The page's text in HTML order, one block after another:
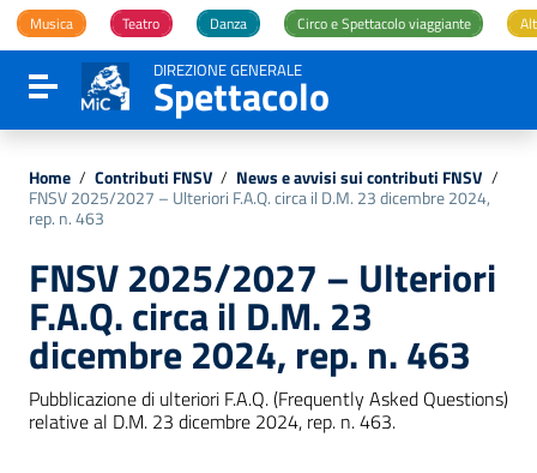
Vai ai contenuti
Vai al menu di navigazione
Vai al footer
Musica Teatro Danza Circo e Spettacolo viaggiante
Attiva / disattiva la navigazione
DIREZIONE GENERALE
Spettacolo
Home / Contributi FNSV / News e avvisi sui contributi FNSV /
FNSV 2025/2027 – Ulteriori F.A.Q. circa il D.M. 23 dicembre 2024,
rep. n. 463
FNSV 2025/2027 – Ulteriori
F.A.Q. circa il D.M. 23
dicembre 2024, rep. n. 463
Pubblicazione di ulteriori F.A.Q. (Frequently Asked Questions)
relative al D.M. 23 dicembre 2024, rep. n. 463.